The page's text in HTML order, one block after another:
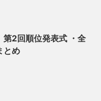
第2回順位発表式 ・全
とめ